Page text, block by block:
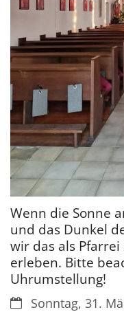
Wenn die Sonne
und das Dunkel
wir das als
erleben. Bitte
Uhrumstellung!
Datum:Sonntag, 31.